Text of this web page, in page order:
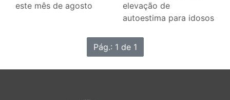
este mês de agosto
elevação de
autoestima para idosos
Pág.: 1 de 1